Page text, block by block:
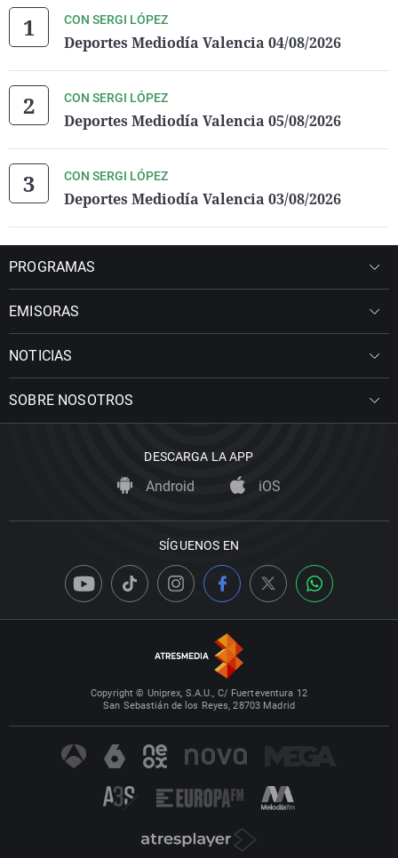
CON SERGI LÓPEZ
Deportes Mediodía Valencia 04/08/2026
CON SERGI LÓPEZ
Deportes Mediodía Valencia 05/08/2026
CON SERGI LÓPEZ
Deportes Mediodía Valencia 03/08/2026
PROGRAMAS
EMISORAS
NOTICIAS
SOBRE NOSOTROS
DESCARGA LA APP
Android iOS
SÍGUENOS EN
Copyright © Uniprex, S.A.U., C/ Fuerteventura 12
San Sebastián de los Reyes, 28703 Madrid